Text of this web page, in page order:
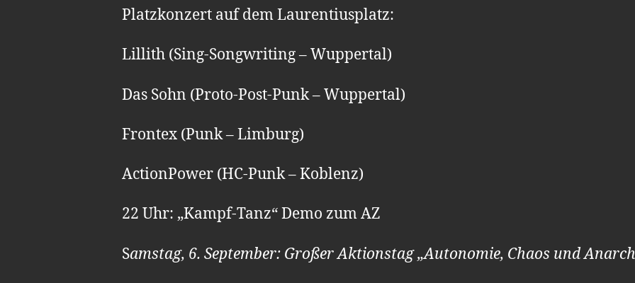
Platzkonzert auf dem Laurentiusplatz:
Lillith (Sing-Songwriting – Wuppertal)
Das Sohn (Proto-Post-Punk – Wuppertal)
Frontex (Punk – Limburg)
ActionPower (HC-Punk – Koblenz)
22 Uhr: „Kampf-Tanz“ Demo zum AZ
Samstag, 6. September: Großer Aktionstag „Autonomie, Chaos und